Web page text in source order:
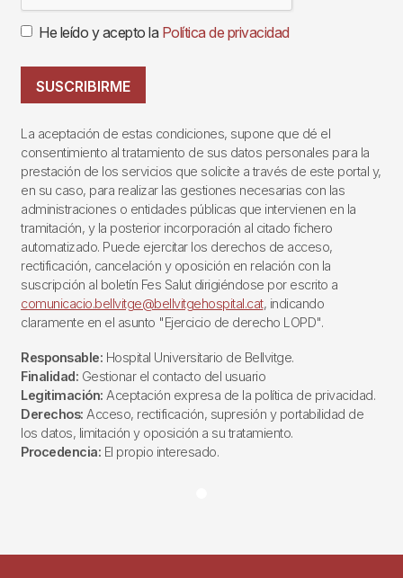
He leído y acepto la Política de privacidad
SUSCRIBIRME
La aceptación de estas condiciones, supone que dé el
consentimiento al tratamiento de sus datos personales para la
prestación de los servicios que solicite a través de este portal y,
en su caso, para realizar las gestiones necesarias con las
administraciones o entidades públicas que intervienen en la
tramitación, y la posterior incorporación al citado fichero
automatizado. Puede ejercitar los derechos de acceso,
rectificación, cancelación y oposición en relación con la
suscripción al boletín Fes Salut dirigiéndose por escrito a
comunicacio.bellvitge@bellvitgehospital.cat, indicando
claramente en el asunto "Ejercicio de derecho LOPD".
Responsable: Hospital Universitario de Bellvitge.
Finalidad: Gestionar el contacto del usuario
Legitimación: Aceptación expresa de la política de privacidad.
Derechos: Acceso, rectificación, supresión y portabilidad de
los datos, limitación y oposición a su tratamiento.
Procedencia: El propio interesado.